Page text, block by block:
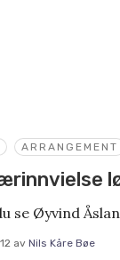
ARRANGEMENT
se Øyvind
av Nils Kåre Bøe